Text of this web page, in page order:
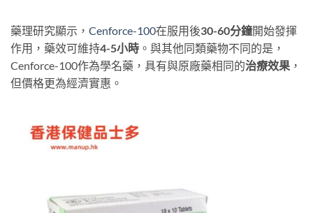
藥理研究顯示， Cenforce-100在服用後30-60分鐘開始發揮
作用，藥效可維持4-5小時 。與其他同類藥物不同的是，
Cenforce-100作為學名藥，具有與原廠藥相同的治療效果 ，
但價格更為經濟實惠。